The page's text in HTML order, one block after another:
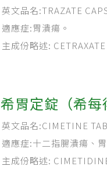
英文品名:TRAZATE
適應症:胃潰瘍。
主成份略述:
希胃定錠（希每
英文品名:CIMETINE
適應症:十二指腸潰瘍、
主成份略述: